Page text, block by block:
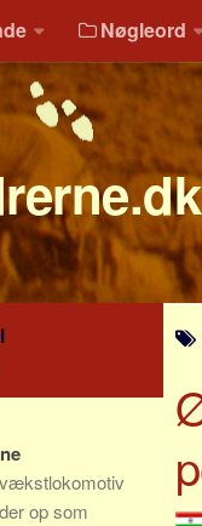
Nøgleord
op som